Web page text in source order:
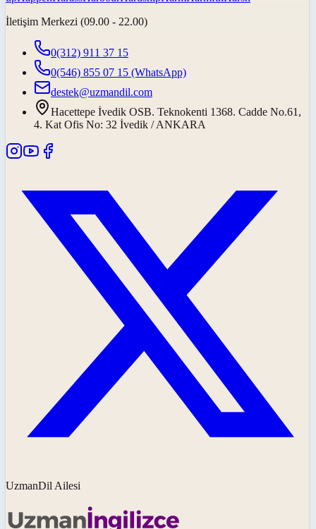
İletişim Merkezi (09.00 - 22.00)
0(312) 911 37 15
0(546) 855 07 15 (WhatsApp)
destek@uzmandil.com
Hacettepe İvedik OSB. Teknokenti 1368. Cadde No.61,
4. Kat Ofis No: 32 İvedik / ANKARA
UzmanDil Ailesi